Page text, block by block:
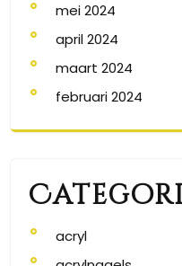
mei 2024
april 2024
maart 2024
februari 2024
acryl